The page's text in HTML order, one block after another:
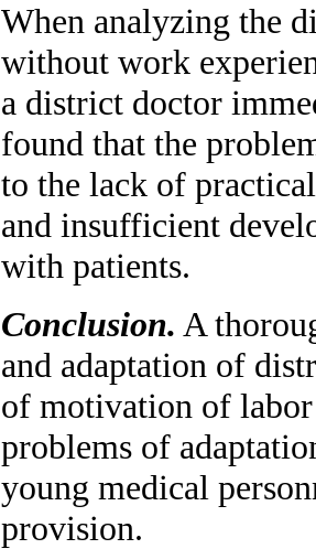
When analyzing the
without work
a district doctor
found that the
to the lack of
and insufficient
with patients.
Conclusion. A
and adaptation of
of motivation of
problems of
young medical
provision.